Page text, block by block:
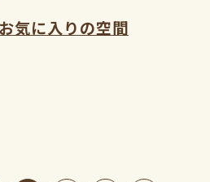
気に入りの空間